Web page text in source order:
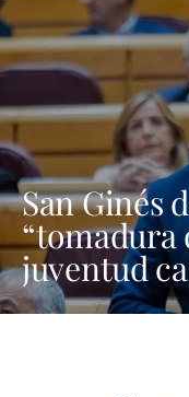
San Ginés
“tomadura
juventud
programa